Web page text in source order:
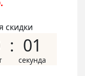
скидки
00